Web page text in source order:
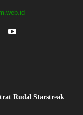
Rudal Starstreak